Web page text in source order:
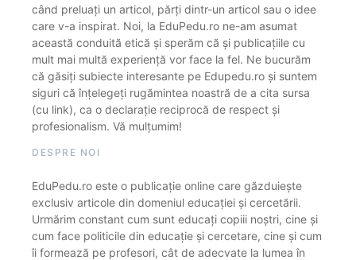
când preluați un articol, părți dintr-un articol sau o idee
care v-a inspirat. Noi, la EduPedu.ro ne-am asumat
această conduită etică și sperăm că și publicațiile cu
mult mai multă experiență vor face la fel. Ne bucurăm
că găsiți subiecte interesante pe Edupedu.ro și suntem
siguri că înțelegeți rugămintea noastră de a cita sursa
(cu link), ca o declarație reciprocă de respect și
profesionalism. Vă mulțumim!
DESPRE NOI
EduPedu.ro este o publicație online care găzduiește
exclusiv articole din domeniul educației și cercetării.
Urmărim constant cum sunt educați copiii noștri, cine și
cum face politicile din educație și cercetare, cine și cum
îi formează pe profesori, cât de adecvate la lumea în